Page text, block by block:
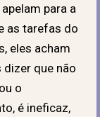
para a
as tarefas do
eles acham
dizer que não
o
é ineficaz,